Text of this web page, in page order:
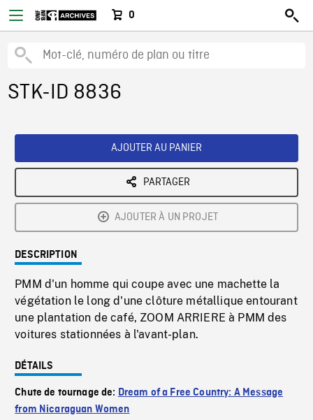
0
STK-ID 8836
AJOUTER AU PANIER
PARTAGER
AJOUTER À UN PROJET
DESCRIPTION
PMM d'un homme qui coupe avec une machette la
végétation le long d'une clôture métallique entourant
une plantation de café, ZOOM ARRIERE à PMM des
voitures stationnées à l'avant-plan.
DÉTAILS
Chute de tournage de: Dream of a Free Country: A Message
from Nicaraguan Women